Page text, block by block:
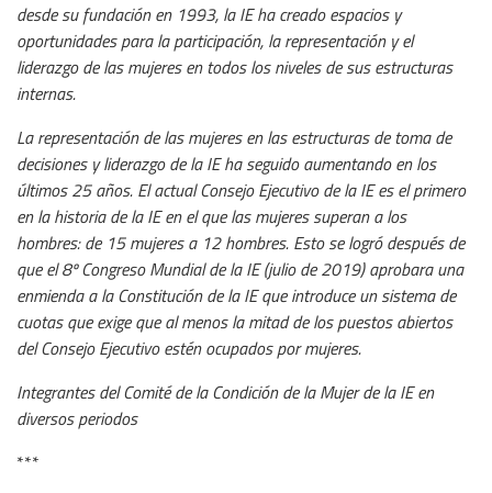
desde su fundación en 1993, la IE ha creado espacios y
oportunidades para la participación, la representación y el
liderazgo de las mujeres en todos los niveles de sus estructuras
internas.
La representación de las mujeres en las estructuras de toma de
decisiones y liderazgo de la IE ha seguido aumentando en los
últimos 25 años. El actual Consejo Ejecutivo de la IE es el primero
en la historia de la IE en el que las mujeres superan a los
hombres: de 15 mujeres a 12 hombres. Esto se logró después de
que el 8º Congreso Mundial de la IE (julio de 2019) aprobara una
enmienda a la Constitución de la IE que introduce un sistema de
cuotas que exige que al menos la mitad de los puestos abiertos
del Consejo Ejecutivo estén ocupados por mujeres.
Integrantes del Comité de la Condición de la Mujer de la IE en
diversos periodos
***